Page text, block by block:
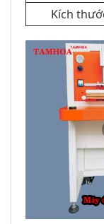
Kích